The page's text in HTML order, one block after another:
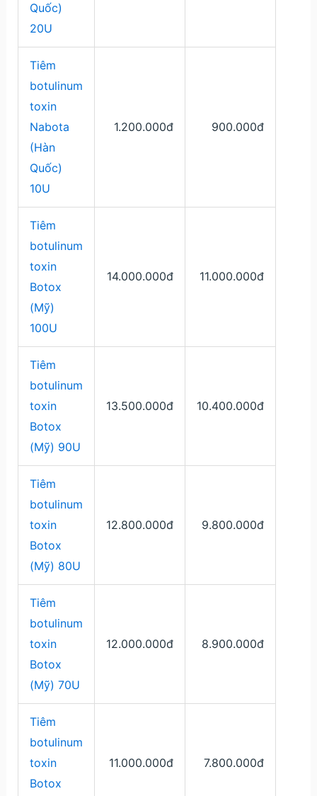
Quốc)
20U
Tiêm
botulinum
toxin
Nabota
(Hàn
Quốc)
10U
1.200.000đ 900.000đ
Tiêm
botulinum
toxin
Botox
(Mỹ)
100U
14.000.000đ 11.000.000đ
Tiêm
botulinum
toxin
Botox
(Mỹ) 90U
13.500.000đ 10.400.000đ
Tiêm
botulinum
toxin
Botox
(Mỹ) 80U
12.800.000đ 9.800.000đ
Tiêm
botulinum
toxin
Botox
(Mỹ) 70U
12.000.000đ 8.900.000đ
Tiêm
botulinum
toxin
Botox
11.000.000đ 7.800.000đ